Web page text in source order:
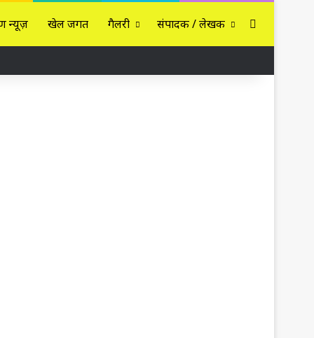
न्यूज़ खेल जगत गैलरी संपादक / लेखक